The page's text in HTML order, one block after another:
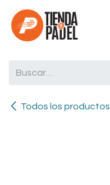
Ir al contenido
Todos los productos